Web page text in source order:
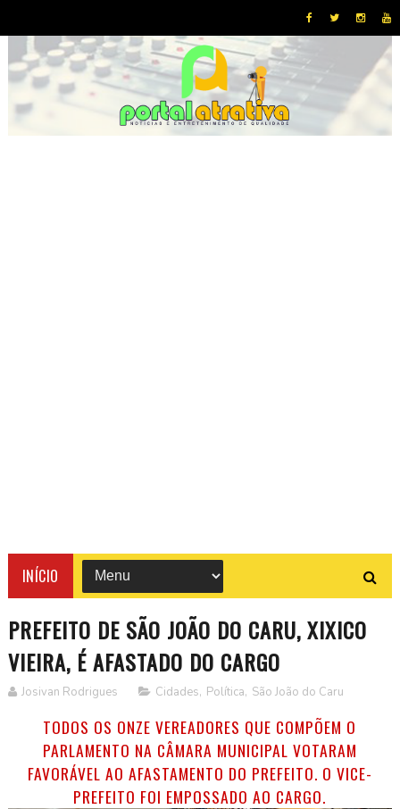
INÍCIO
PREFEITO DE SÃO JOÃO DO CARU, XIXICO
VIEIRA, É AFASTADO DO CARGO
Josivan Rodrigues Cidades, Política, São João do Caru
TODOS OS ONZE VEREADORES QUE COMPÕEM O
PARLAMENTO NA CÂMARA MUNICIPAL VOTARAM
FAVORÁVEL AO AFASTAMENTO DO PREFEITO. O VICE-
PREFEITO FOI EMPOSSADO AO CARGO.